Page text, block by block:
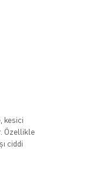
kesici
Özellikle
ciddi